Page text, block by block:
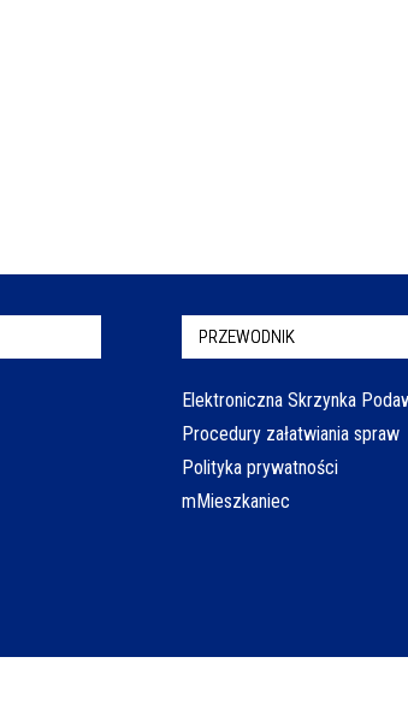
PRZEWODNIK
Elektroniczna Skrzynka
Procedury załatwiania spraw
Polityka prywatności
mMieszkaniec